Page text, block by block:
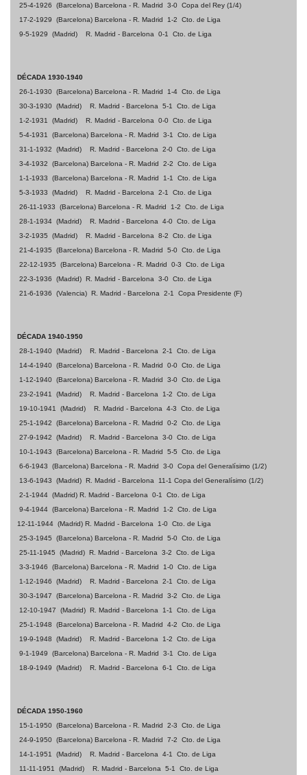
25-4-1926
(Barcelona) Barcelona - R. Madrid 3-0 Copa del Rey (1/4)
17-2-1929
(Barcelona) Barcelona - R. Madrid 1-2
Cto. de Liga
9-5-1929
(Madrid) R. Madrid - Barcelona 0-1 Cto. de Liga
DÉCADA 1930-1940
26-1-1930 (Barcelona) Barcelona - R. Madrid 1-4 Cto. de Liga
30-3-1930 (Madrid) R. Madrid - Barcelona 5-1
Cto. de Liga
1-2-1931
(Madrid) R. Madrid - Barcelona 0-0 Cto. de Liga
5-4-1931
(Barcelona) Barcelona - R. Madrid 3-1
Cto. de Liga
31-1-1932
(Madrid) R. Madrid - Barcelona 2-0 Cto. de Liga
3-4-1932
(Barcelona) Barcelona - R. Madrid 2-2
Cto. de Liga
1-1-1933
(Barcelona) Barcelona - R. Madrid 1-1
Cto. de Liga
5-3-1933
(Madrid) R. Madrid - Barcelona 2-1
Cto. de Liga
26-11-1933
(Barcelona) Barcelona - R. Madrid 1-2
Cto. de Liga
28-1-1934 (Madrid) R. Madrid - Barcelona 4-0 Cto. de Liga
3-2-1935
(Madrid) R. Madrid - Barcelona 8-2
Cto. de Liga
21-4-1935
(Barcelona) Barcelona - R. Madrid 5-0 Cto. de Liga
22-12-1935
(Barcelona) Barcelona - R. Madrid 0-3
Cto. de Liga
22-3-1936
(Madrid) R. Madrid - Barcelona 3-0 Cto. de Liga
21-6-1936
(Valencia) R. Madrid - Barcelona 2-1 Copa Presidente (F)
DÉCADA 1940-1950
28-1-1940 (Madrid) R. Madrid - Barcelona 2-1
Cto. de Liga
14-4-1940 (Barcelona) Barcelona - R. Madrid 0-0 Cto. de Liga
1-12-1940 (Barcelona) Barcelona - R. Madrid 3-0 Cto. de Liga
23-2-1941
(Madrid) R. Madrid - Barcelona 1-2
Cto. de Liga
19-10-1941
(Madrid) R. Madrid - Barcelona 4-3
Cto. de Liga
25-1-1942
(Barcelona) Barcelona - R. Madrid 0-2
Cto. de Liga
27-9-1942
(Madrid) R. Madrid - Barcelona 3-0 Cto. de Liga
10-1-1943
(Barcelona) Barcelona - R. Madrid 5-5
Cto. de Liga
6-6-1943
(Barcelona) Barcelona - R. Madrid 3-0 Copa del Generalísimo (1/2)
13-6-1943
(Madrid) R. Madrid - Barcelona
11-1 Copa del Generalísimo (1/2)
2-1-1944 (Madrid) R. Madrid - Barcelona 0-1
Cto. de Liga
9-4-1944 (Barcelona) Barcelona - R. Madrid 1-2
Cto. de Liga
12-11-1944 (Madrid) R. Madrid - Barcelona 1-0 Cto. de Liga
25-3-1945
(Barcelona) Barcelona - R. Madrid 5-0 Cto. de Liga
25-11-1945
(Madrid) R. Madrid - Barcelona 3-2
Cto. de Liga
3-3-1946
(Barcelona) Barcelona - R. Madrid 1-0 Cto. de Liga
1-12-1946
(Madrid) R. Madrid - Barcelona 2-1
Cto. de Liga
30-3-1947
(Barcelona) Barcelona - R. Madrid 3-2
Cto. de Liga
12-10-1947
(Madrid) R. Madrid - Barcelona 1-1
Cto. de Liga
25-1-1948
(Barcelona) Barcelona - R. Madrid 4-2
Cto. de Liga
19-9-1948
(Madrid) R. Madrid - Barcelona 1-2
Cto. de Liga
9-1-1949
(Barcelona) Barcelona - R. Madrid 3-1
Cto. de Liga
18-9-1949
(Madrid) R. Madrid - Barcelona 6-1 Cto. de Liga
DÉCADA 1950-1960
15-1-1950 (Barcelona) Barcelona - R. Madrid 2-3
Cto. de Liga
24-9-1950 (Barcelona) Barcelona - R. Madrid 7-2
Cto. de Liga
14-1-1951
(Madrid) R. Madrid - Barcelona 4-1
Cto. de Liga
11-11-1951
(Madrid) R. Madrid - Barcelona 5-1 Cto. de Liga